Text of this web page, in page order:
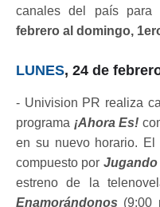
canales del país para
febrero al domingo,
LUNES, 24 de
- Univision PR realiza
programa ¡Ahora Es!
en su nuevo horario. El
compuesto por Jugando
estreno de la
Enamorándonos (9:00